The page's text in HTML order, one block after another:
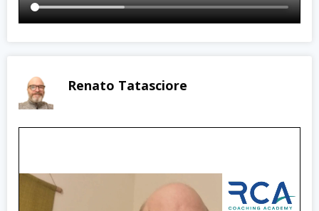
Renato Tatasciore